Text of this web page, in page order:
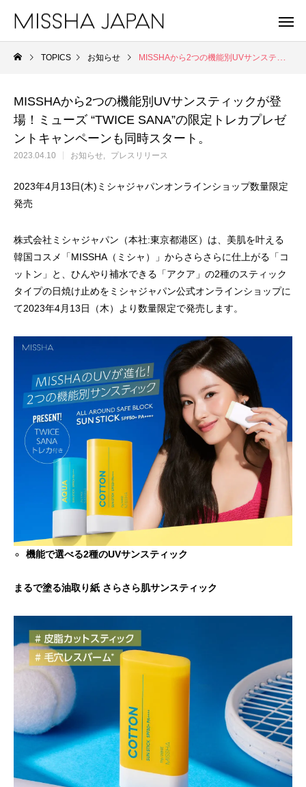
MISSHA
未来を見据え、健やかな美肌を目指す。
「PDRN*¹ NAD+*²」新シリーズ誕生。
重さゼロ。進化を
「ミシャ M プロ ブ
TOPICS お知らせ MISSHAから2つの機能別UVサンスティックが登場！ミューズ “TWICE SANA”の限定トレカプレゼントキャンペーンも同時スタート。
MISSHAから2つの機能別UVサンスティックが登
場！ミューズ “TWICE SANA”の限定トレカプレゼ
ントキャンペーンも同時スタート。
2023.04.10 お知らせ プレスリリース
2023年4月13日(木)ミシャジャパンオンラインショップ数量限定
発売
株式会社ミシャジャパン（本社:東京都港区）は、美肌を叶える
韓国コスメ「MISSHA（ミシャ）」からさらさらに仕上がる「コ
ットン」と、ひんやり補水できる「アクア」の2種のスティック
タイプの日焼け止めをミシャジャパン公式オンラインショップに
て2023年4月13日（木）より数量限定で発売します。
機能で選べる2種のUVサンスティック
まるで塗る油取り紙 さらさら肌サンスティック